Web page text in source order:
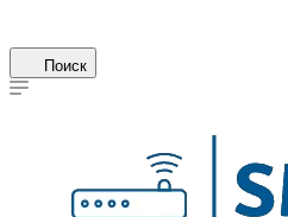
Поиск